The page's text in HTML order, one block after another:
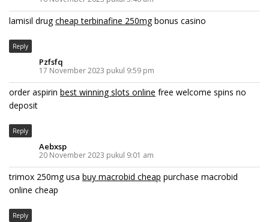
lamisil drugcheap terbinafine 250mgbonus casino
Reply
Pzfsfq
17 November 2023 pukul 9:59 pm
order aspirin best winning slots online free welcome spins no
deposit
Reply
Aebxsp
20 November 2023 pukul 9:01 am
trimox 250mg usa buy macrobid cheap purchase macrobid
online cheap
Reply